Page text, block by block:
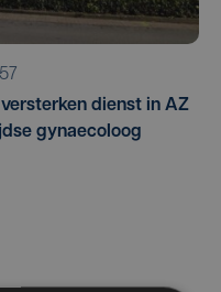
dienst in AZ
gynaecoloog